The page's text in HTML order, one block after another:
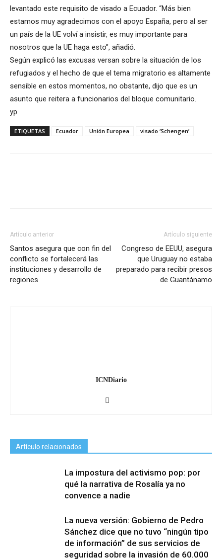
levantado este requisito de visado a Ecuador. “Más bien
estamos muy agradecimos con el apoyo España, pero al ser
un país de la UE volví a insistir, es muy importante para
nosotros que la UE haga esto”, añadió.
Según explicó las excusas versan sobre la situación de los
refugiados y el hecho de que el tema migratorio es altamente
sensible en estos momentos, no obstante, dijo que es un
asunto que reitera a funcionarios del bloque comunitario.
yp
ETIQUETAS Ecuador Unión Europea visado ‘Schengen’
Artículo anterior
Santos asegura que con fin del
conflicto se fortalecerá las
instituciones y desarrollo de
regiones
Artículo siguiente
Congreso de EEUU, asegura
que Uruguay no estaba
preparado para recibir presos
de Guantánamo
ICNDiario
Artículo relacionados
La impostura del activismo pop: por
qué la narrativa de Rosalía ya no
convence a nadie
La nueva versión: Gobierno de Pedro
Sánchez dice que no tuvo “ningún tipo
de información” de sus servicios de
seguridad sobre la invasión de 60.000